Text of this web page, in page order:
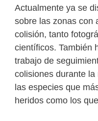
Actualmente ya se
sobre las zonas con
colisión, tanto
científicos. También
trabajo de
colisiones durante
las especies que
heridos como los